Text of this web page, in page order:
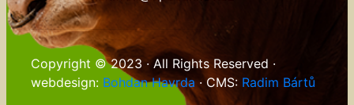
Copyright © 2023 · All Rights Reserved ·
webdesign: Bohdan Havrda· CMS: Radim Bártů